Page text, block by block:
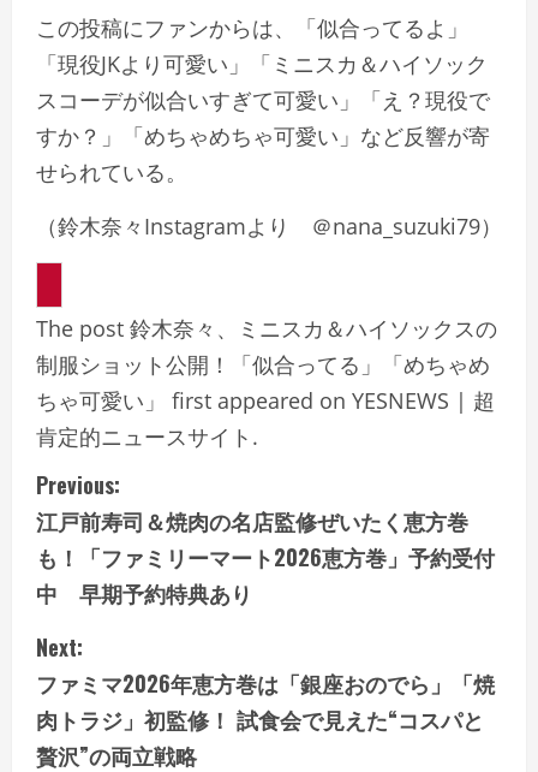
この投稿にファンからは、
「似合ってるよ」
「現役JKより可愛い」「ミニスカ＆ハイソック
スコーデが似合いすぎて可愛い」「え？現役で
すか？」「めちゃめちゃ可愛い」 など反響が寄
せられている。
（鈴木奈々Instagramより ＠nana_suzuki79）
The post 鈴木奈々、ミニスカ＆ハイソックスの
制服ショット公開！「似合ってる」「めちゃめ
ちゃ可愛い」 first appeared on YESNEWS | 超
肯定的ニュースサイト.
C
o
n
t
i
n
Previous:
江戸前寿司＆焼肉の名店監修ぜいたく恵方巻
も！「ファミリーマート2026恵方巻」予約受付
中 早期予約特典あり
Next:
ファミマ2026年恵方巻は「銀座おのでら」「焼
肉トラジ」初監修！ 試食会で見えた“コスパと
贅沢”の両立戦略